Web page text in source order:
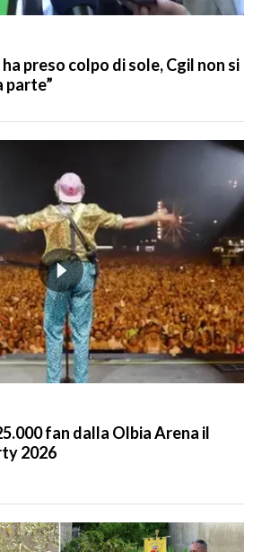
ha preso colpo di sole, Cgil non si
parte”
fan dalla Olbia Arena il
2026